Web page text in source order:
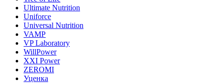
Ultimate Nutrition
Uniforce
Universal Nutrition
VAMP
VP Laboratory
WillPower
XXI Power
ZEROMI
Уценка